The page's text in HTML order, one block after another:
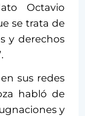
Octavio
se trata de
y derechos
sus redes
habló de
y